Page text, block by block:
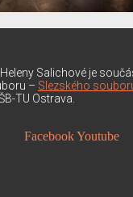
Salichové je
– Slezského
TU Ostrava.
FacebookYoutube